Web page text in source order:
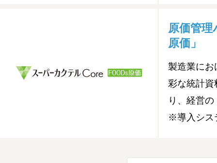
原価管
原価」
製造業にお
彩な統計
り、経営
※導入シス